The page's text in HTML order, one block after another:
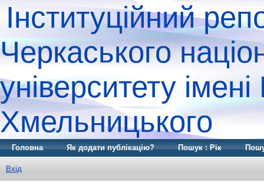
Інституційний
Черкаського
університету
Хмельницького
Головна Як додати публікацію? Пошук : Рік
Вхід